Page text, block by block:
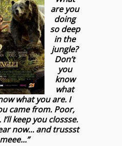
are you
doing
so deep
in the
jungle?
Don’t
you
know
what
what you are. I
came from. Poor,
keep you clossse.
now… and trussst